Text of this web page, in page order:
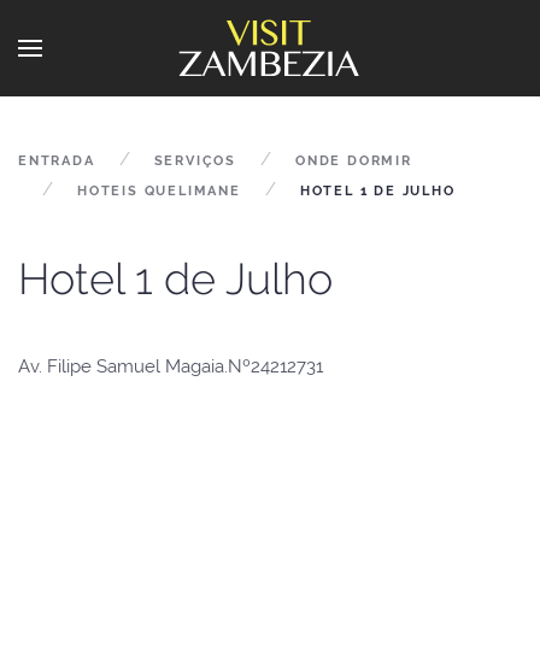
ENTRADA SERVIÇOS
ONDE DORMIR
HOTEIS QUELIMANE
HOTEL 1 DE JULHO
Hotel 1 de Julho
Av. Filipe Samuel Magaia.Nº24212731